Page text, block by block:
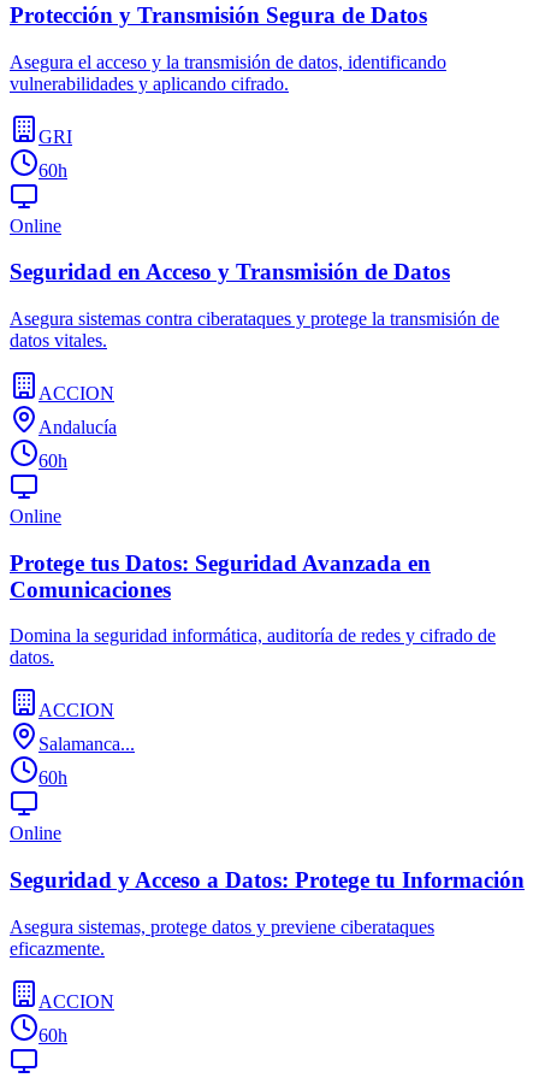
Protección y Transmisión Segura de Datos
Asegura el acceso y la transmisión de datos, identificando
vulnerabilidades y aplicando cifrado.
GRI
60h
Online
Seguridad en Acceso y Transmisión de Datos
Asegura sistemas contra ciberataques y protege la transmisión de
datos vitales.
ACCION
Andalucía
60h
Online
Protege tus Datos: Seguridad Avanzada en
Comunicaciones
Domina la seguridad informática, auditoría de redes y cifrado de
datos.
ACCION
Salamanca...
60h
Online
Seguridad y Acceso a Datos: Protege tu Información
Asegura sistemas, protege datos y previene ciberataques
eficazmente.
ACCION
60h